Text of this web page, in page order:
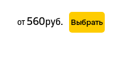
от560руб. Выбрать